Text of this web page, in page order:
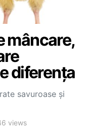
mâncare,
diferența
savuroase și
views